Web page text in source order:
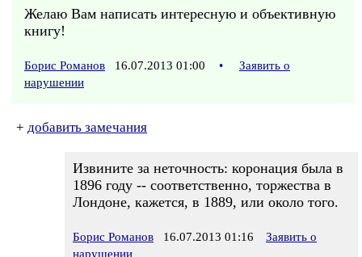
Желаю Вам написать интересную и объективную
книгу!
Борис Романов 16.07.2013 01:00 •
Заявить о
нарушении
+ добавить замечания
Извините за неточность: коронация была в
1896 году -- соответственно, торжества в
Лондоне, кажется, в 1889, или около того.
Борис Романов 16.07.2013 01:16
Заявить о
нарушении